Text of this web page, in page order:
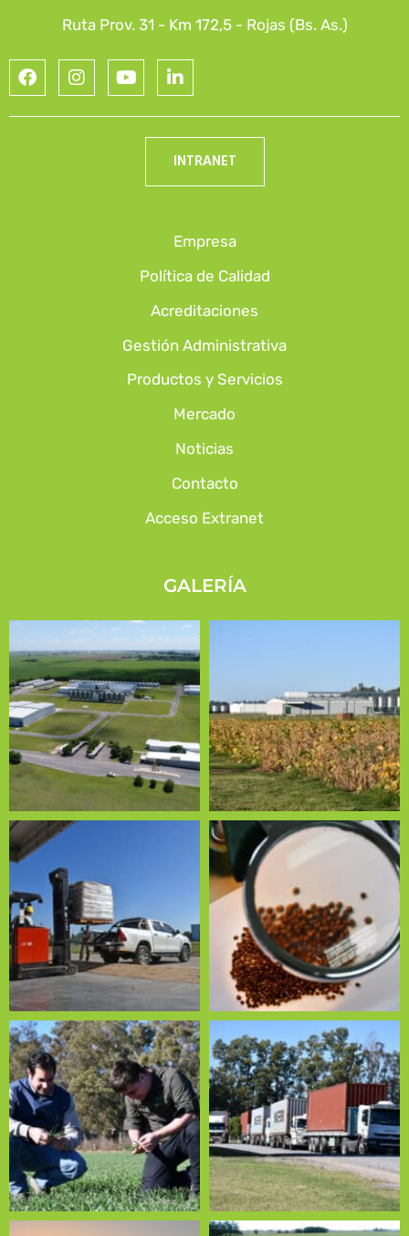
Ruta Prov. 31 - Km 172,5 - Rojas (Bs. As.)
INTRANET
Empresa
Política de Calidad
Acreditaciones
Gestión Administrativa
Productos y Servicios
Mercado
Noticias
Contacto
Acceso Extranet
GALERÍA